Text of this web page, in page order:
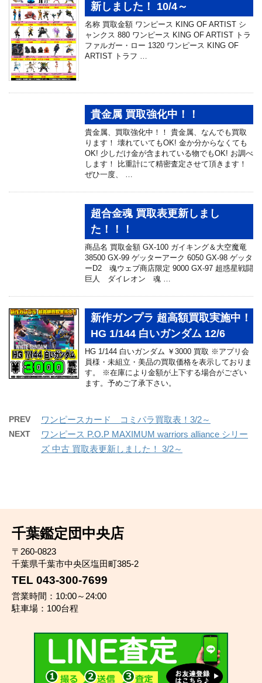
新しました！ 10/4～
名称 買取金額 ワンピース KING OF ARTIST シ
ャンクス 880 ワンピース KING OF ARTIST トラ
ファルガー・ロー 1320 ワンピース KING OF
ARTIST トラフ …
貴金属 買取強化中！！
貴金属、買取強化中！！ 貴金属、なんでも買取
ります！ 壊れていてもOK! 金か分からなくても
OK! 少しだけ金が含まれている物でもOK! お調べ
します！ 比重計にて精密査定させて頂きます！
ぜひ一度、 …
超合金魂 買取表更新しまし
た！！！
商品名 買取金額 GX-100 ガイキング＆大空魔竜
38500 GX-99 ゲッターアーク 6050 GX-98 ゲッタ
ーD2 魂ウェブ商店限定 9000 GX-97 超惑星戦闘
巨人 ダイレオン 魂 …
新作ガンプラ 超高額買取実施中！
HG 1/144 白いガンダム 12/6
HG 1/144 白いガンダム ￥3000 買取 ※アプリ会
員様・未組立・美品の買取価格を表示しておりま
す。 ※在庫により金額が上下する場合がござい
ます。予めご了承下さい。
PREV ワンピースカード コミパラ買取表！3/2～
NEXT
ワンピース P.O.P MAXIMUM warriors alliance シリー
ズ 中古 買取表更新しました！ 3/2～
千葉鑑定団中央店
〒260-0823
千葉県千葉市中央区塩田町385-2
TEL 043-300-7699
営業時間：10:00～24:00
駐車場：100台程